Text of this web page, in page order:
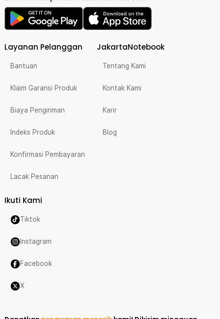
Layanan Pelanggan
Bantuan
Klaim Garansi Produk
Biaya Pengiriman
Indeks Produk
Konfirmasi Pembayaran
Lacak Pesanan
JakartaNotebook
Tentang Kami
Kontak Kami
Karir
Blog
Ikuti Kami
Tiktok
Instagram
Facebook
X